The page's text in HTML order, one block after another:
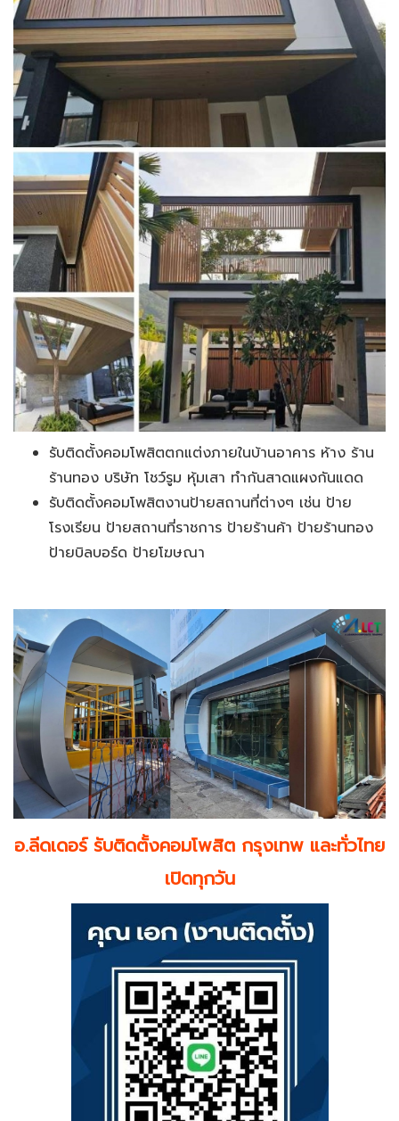
รับติดตั้งคอมโพสิตตกแต่งภายในบ้านอาคาร ห้าง ร้าน
ร้านทอง บริษัท โชว์รูม หุ้มเสา ทำกันสาดแผงกันแดด
รับติดตั้งคอมโพสิตงานป้ายสถานที่ต่างๆ เช่น ป้าย
โรงเรียน ป้ายสถานที่ราชการ ป้ายร้านค้า ป้ายร้านทอง
ป้ายบิลบอร์ด ป้ายโฆษณา
อ.ลีดเดอร์ รับติดตั้งคอมโพสิต กรุงเทพ และทั่วไทย
เปิดทุกวัน